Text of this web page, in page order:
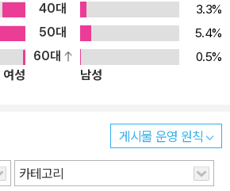
40대
3.3%
50대
5.4%
60대
0.5%
여성
남성
게시물 운영 원칙
카테고리